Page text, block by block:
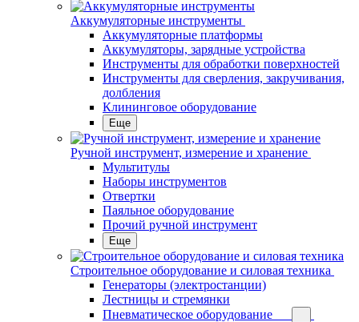
Аккумуляторные инструменты
Аккумуляторные платформы
Аккумуляторы, зарядные устройства
Инструменты для обработки поверхностей
Инструменты для сверления, закручивания,
долбления
Клининговое оборудование
Еще
Ручной инструмент, измерение и хранение
Мультитулы
Наборы инструментов
Отвертки
Паяльное оборудование
Прочий ручной инструмент
Еще
Строительное оборудование и силовая техника
Генераторы (электростанции)
Лестницы и стремянки
Пневматическое оборудование